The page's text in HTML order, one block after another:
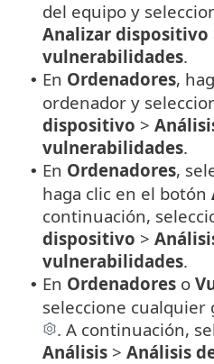
del equipo y
Analizar dispositivo
vulnerabilidades.
• En Ordenadores,
ordenador y
dispositivo >
vulnerabilidades.
• En Ordenadores,
haga clic en el botón
continuación,
dispositivo >
vulnerabilidades.
• En Ordenadores o
seleccione cualquier
. A continuación,
Análisis > Análisis